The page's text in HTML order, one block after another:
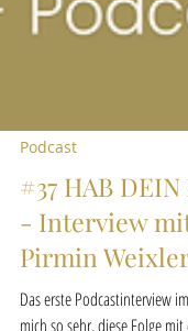
Podcast
#37 HAB
- Interview
Pirmin Weixler